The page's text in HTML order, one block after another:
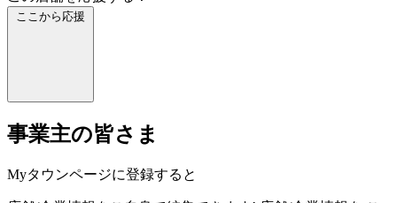
ここから応援
事業主の皆さま
Myタウンページに登録すると